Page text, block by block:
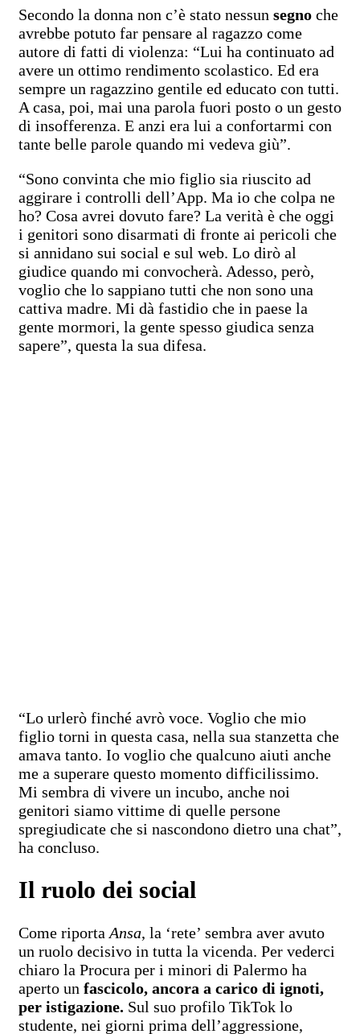
Secondo la donna non c’è stato nessun segno che
avrebbe potuto far pensare al ragazzo come
autore di fatti di violenza: “Lui ha continuato ad
avere un ottimo rendimento scolastico. Ed era
sempre un ragazzino gentile ed educato con tutti.
A casa, poi, mai una parola fuori posto o un gesto
di insofferenza. E anzi era lui a confortarmi con
tante belle parole quando mi vedeva giù”.
“Sono convinta che mio figlio sia riuscito ad
aggirare i controlli dell’App. Ma io che colpa ne
ho? Cosa avrei dovuto fare? La verità è che oggi
i genitori sono disarmati di fronte ai pericoli che
si annidano sui social e sul web. Lo dirò al
giudice quando mi convocherà. Adesso, però,
voglio che lo sappiano tutti che non sono una
cattiva madre. Mi dà fastidio che in paese la
gente mormori, la gente spesso giudica senza
sapere”, questa la sua difesa.
“Lo urlerò finché avrò voce. Voglio che mio
figlio torni in questa casa, nella sua stanzetta che
amava tanto. Io voglio che qualcuno aiuti anche
me a superare questo momento difficilissimo.
Mi sembra di vivere un incubo, anche noi
genitori siamo vittime di quelle persone
spregiudicate che si nascondono dietro una chat”,
ha concluso.
Il ruolo dei social
Come riporta Ansa, la ‘rete’ sembra aver avuto
un ruolo decisivo in tutta la vicenda. Per vederci
chiaro la Procura per i minori di Palermo ha
aperto un fascicolo, ancora a carico di ignoti,
per istigazione. Sul suo profilo TikTok lo
studente, nei giorni prima dell’aggressione,